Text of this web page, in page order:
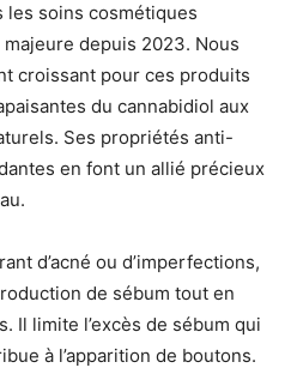
les soins cosmétiques
depuis 2023. Nous
croissant pour ces produits
du cannabidiol aux
Ses propriétés anti-
en font un allié précieux
d’acné ou d’imperfections,
de sébum tout en
Il limite l’excès de sébum qui
à l’apparition de boutons.